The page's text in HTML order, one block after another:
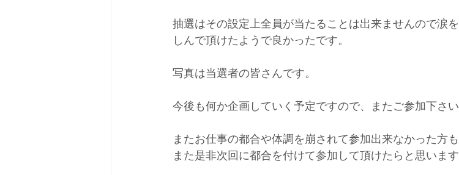
抽選はその設定上全員が当たることは出来ませんので涙
しんで頂けたようで良かったです。
写真は当選者の皆さんです。
今後も何か企画していく予定ですので、またご参加下さい
またお仕事の都合や体調を崩されて参加出来なかった方も
また是非次回に都合を付けて参加して頂けたらと思います